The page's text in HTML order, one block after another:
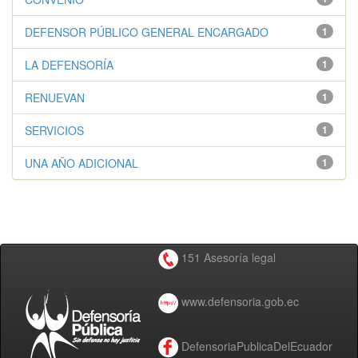
1
DEFENSOR PÚBLICO GENERAL ENCARGADO
1
LA DEFENSORÍA
1
RENUEVAN
1
SERVICIOS
1
UNA AÑO ADICIONAL
151 Asesoría legal
www.defensoria.gob.ec
DefensoriaPublicaDelEcuador